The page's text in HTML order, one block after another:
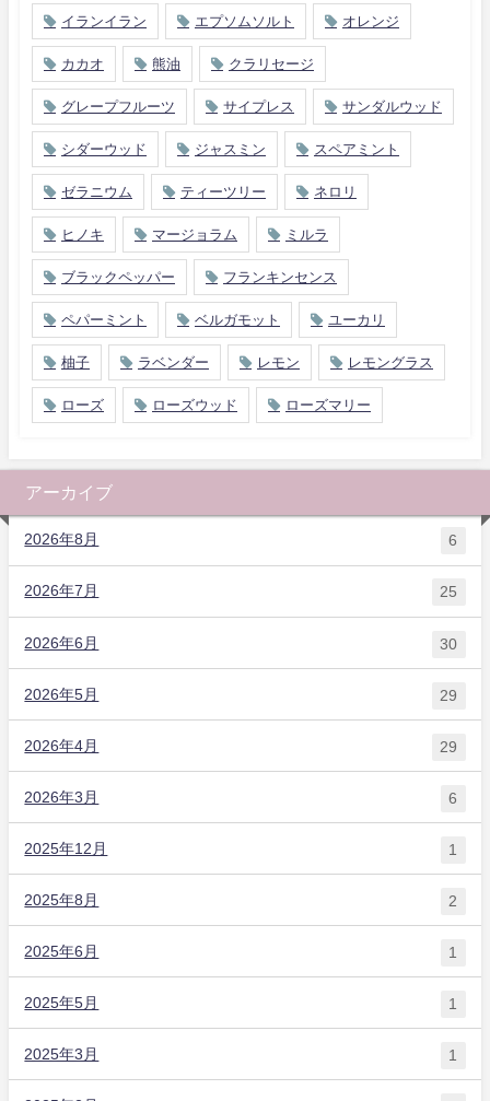
イランイラン エプソムソルト オレンジ
カカオ 熊油 クラリセージ
グレープフルーツ サイプレス サンダルウッド
シダーウッド ジャスミン スペアミント
ゼラニウム ティーツリー ネロリ
ヒノキ マージョラム ミルラ
ブラックペッパー フランキンセンス
ペパーミント ベルガモット ユーカリ
柚子 ラベンダー レモン レモングラス
ローズ ローズウッド ローズマリー
アーカイブ
2026年8月 6
2026年7月 25
2026年6月 30
2026年5月 29
2026年4月 29
2026年3月 6
2025年12月 1
2025年8月 2
2025年6月 1
2025年5月 1
2025年3月 1